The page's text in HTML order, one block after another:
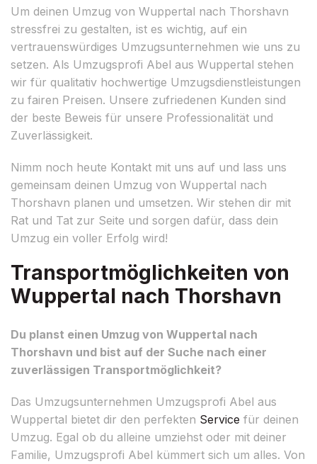
Um deinen Umzug von Wuppertal nach Thorshavn
stressfrei zu gestalten, ist es wichtig, auf ein
vertrauenswürdiges Umzugsunternehmen wie uns zu
setzen. Als Umzugsprofi Abel aus Wuppertal stehen
wir für qualitativ hochwertige Umzugsdienstleistungen
zu fairen Preisen. Unsere zufriedenen Kunden sind
der beste Beweis für unsere Professionalität und
Zuverlässigkeit.
Nimm noch heute Kontakt mit uns auf und lass uns
gemeinsam deinen Umzug von Wuppertal nach
Thorshavn planen und umsetzen. Wir stehen dir mit
Rat und Tat zur Seite und sorgen dafür, dass dein
Umzug ein voller Erfolg wird!
Transportmöglichkeiten von
Wuppertal nach Thorshavn
Du planst einen Umzug von Wuppertal nach
Thorshavn und bist auf der Suche nach einer
zuverlässigen Transportmöglichkeit?
Das Umzugsunternehmen Umzugsprofi Abel aus
Wuppertal bietet dir den perfekten Service für deinen
Umzug. Egal ob du alleine umziehst oder mit deiner
Familie, Umzugsprofi Abel kümmert sich um alles. Von